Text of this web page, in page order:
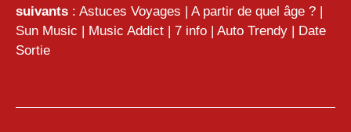
suivants : Astuces Voyages | A partir de quel âge ? |
Sun Music | Music Addict | 7 info | Auto Trendy | Date
Sortie